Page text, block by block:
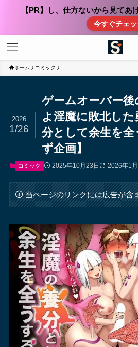
【PR】し、仕方ないから見て
今すぐチェッ
ホーム コミック
ゲームオーバー
よ淫魔に敗北し
分として余生を全
ず企画】
2026
1/26
コミック 2025年10月23日 2026年1
当ページのリンクには広告が含